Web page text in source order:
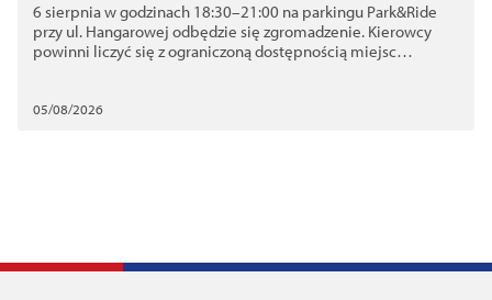
odbędzie się zgromadzenie
6 sierpnia w godzinach 18:30–21:00 na parkingu Park&Ride
przy ul. Hangarowej odbędzie się zgromadzenie. Kierowcy
powinni liczyć się z ograniczoną dostępnością miejsc
05/08/2026